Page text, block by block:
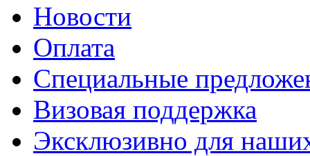
Новости
Оплата
Специальные
Визовая поддержка
Эксклюзивно для